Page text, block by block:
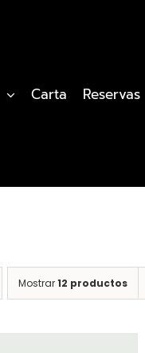
Carta Reservas
Mostrar12 productos